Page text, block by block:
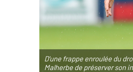
D'une frappe enroulée du
Malherbe de préserver son